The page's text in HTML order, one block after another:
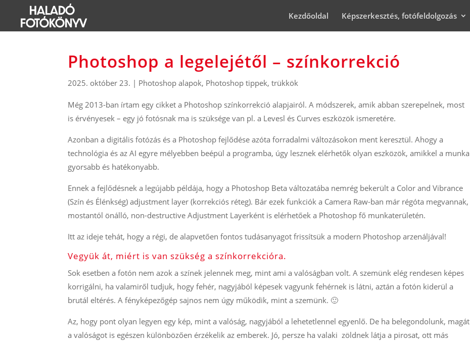
Kezdőoldal Képszerkesztés, fotófeldolgozás
Photoshop a legelejétől – színkorrekció
2025. október 23. | Photoshop alapok, Photoshop tippek, trükkök
Még 2013-ban írtam egy cikket a Photoshop színkorrekció alapjairól. A módszerek, amik abban szerepelnek, most
is érvényesek – egy jó fotósnak ma is szüksége van pl. a Levesl és Curves eszközök ismeretére.
Azonban a digitális fotózás és a Photoshop fejlődése azóta forradalmi változásokon ment keresztül. Ahogy a
technológia és az AI egyre mélyebben beépül a programba, úgy lesznek elérhetők olyan eszközök, amikkel a munka
gyorsabb és hatékonyabb.
Ennek a fejlődésnek a legújabb példája, hogy a Photoshop Beta változatába nemrég bekerült a Color and Vibrance
(Szín és Élénkség) adjustment layer (korrekciós réteg). Bár ezek funkciók a Camera Raw-ban már régóta megvannak,
mostantól önálló, non-destructive Adjustment Layerként is elérhetőek a Photoshop fő munkaterületén.
Itt az ideje tehát, hogy a régi, de alapvetően fontos tudásanyagot frissítsük a modern Photoshop arzenáljával!
Vegyük át, miért is van szükség a színkorrekcióra.
Sok esetben a fotón nem azok a színek jelennek meg, mint ami a valóságban volt. A szemünk elég rendesen képes
korrigálni, ha valamiről tudjuk, hogy fehér, nagyjából képesek vagyunk fehérnek is látni, aztán a fotón kiderül a
brutál eltérés. A fényképezőgép sajnos nem úgy működik, mint a szemünk. 🙂
Az, hogy pont olyan legyen egy kép, mint a valóság, nagyjából a lehetetlennel egyenlő. De ha belegondolunk, magát
a valóságot is egészen különbözően érzékelik az emberek. Jó, persze ha valaki zöldnek látja a pirosat, ott más